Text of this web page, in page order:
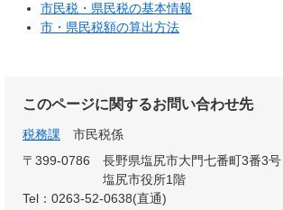
市民税・県民税の基本情報
市・県民税額の算出方法
このページに関するお問い合わせ先
税務課
市民税係
〒399-0786
長野県塩尻市大門七番町3番3号
塩尻市役所1階
Tel：0263-52-0638(直通)